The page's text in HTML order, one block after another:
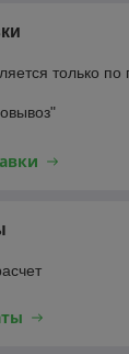
только по